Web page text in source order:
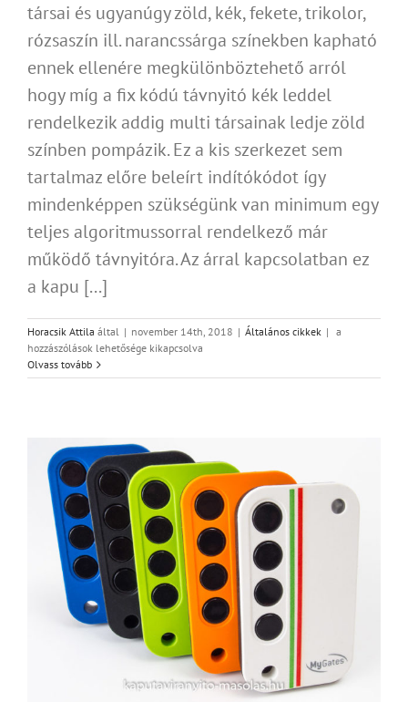
társai és ugyanúgy zöld, kék, fekete, trikolor,
rózsaszín ill. narancssárga színekben kapható
ennek ellenére megkülönböztehető arról
hogy míg a fix kódú távnyitó kék leddel
rendelkezik addig multi társainak ledje zöld
színben pompázik. Ez a kis szerkezet sem
tartalmaz előre beleírt indítókódot így
mindenképpen szükségünk van minimum egy
teljes algoritmussorral rendelkező már
működő távnyitóra. Az árral kapcsolatban ez
a kapu [...]
Horacsik Attila által | november 14th, 2018 | Általános cikkek | Végre
Mygates
bejegyzéshez
a
hozzászólások lehetősége kikapcsolva
Olvass tovább